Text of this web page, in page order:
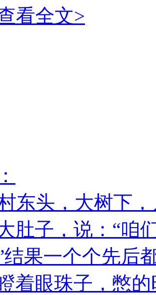
看全文>
头，大树下
肚子，说：“咱
结果一个个先后
着眼珠子，憋